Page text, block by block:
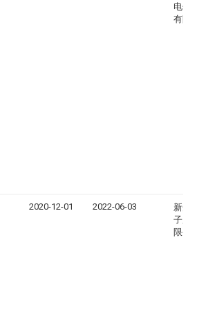
电子
有限
2020-12-01 2022-06-03
新开
子股
限公